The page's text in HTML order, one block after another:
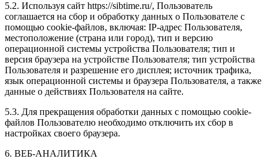
5.2. Используя сайт https://sibtime.ru/, Пользователь
соглашается на сбор и обработку данных о Пользователе с
помощью cookie-файлов, включая: IP-адрес Пользователя,
местоположение (страна или город), тип и версию
операционной системы устройства Пользователя; тип и
версия браузера на устройстве Пользователя; тип устройства
Пользователя и разрешение его дисплея; источник трафика,
язык операционной системы и браузера Пользователя, а также
данные о действиях Пользователя на сайте.
5.3. Для прекращения обработки данных с помощью cookie-
файлов Пользователю необходимо отключить их сбор в
настройках своего браузера.
6. ВЕБ-АНАЛИТИКА